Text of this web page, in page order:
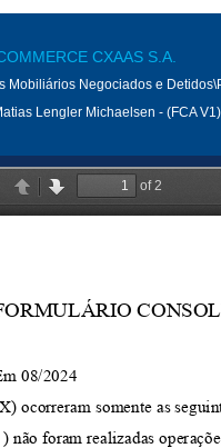
CXAAS S.A.
Mobiliários Negociados e
Lengler Michaelsen - (FCA V1)